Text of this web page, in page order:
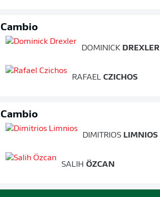
Cambio
DOMINICK DREXLER
RAFAEL CZICHOS
Cambio
DIMITRIOS LIMNIOS
SALIH ÖZCAN